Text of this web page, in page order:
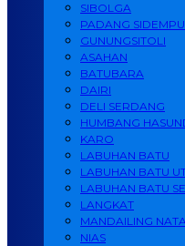
SIBOLGA
PADANG
GUNUNGSITOLI
ASAHAN
BATUBARA
DAIRI
DELI SERDANG
HUMBANG
KARO
LABUHAN BATU
LABUHAN BATU
LABUHAN BATU
LANGKAT
MANDAILING
NIAS